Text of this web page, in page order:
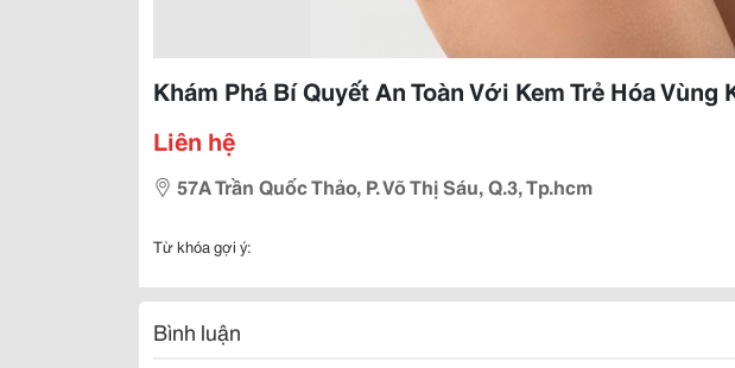
Khám Phá Bí Quyết An Toàn Với Kem Trẻ Hóa Vùng
Liên hệ
57A Trần Quốc Thảo, P. Võ Thị Sáu, Q.3, Tp.hcm
Từ khóa gợi ý:
Bình luận